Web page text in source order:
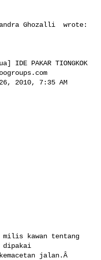
Ghozalli  wrote:
PAKAR TIONGKOK
2010, 7:35 AM
kawan tentang
dipakai
jalan.Â